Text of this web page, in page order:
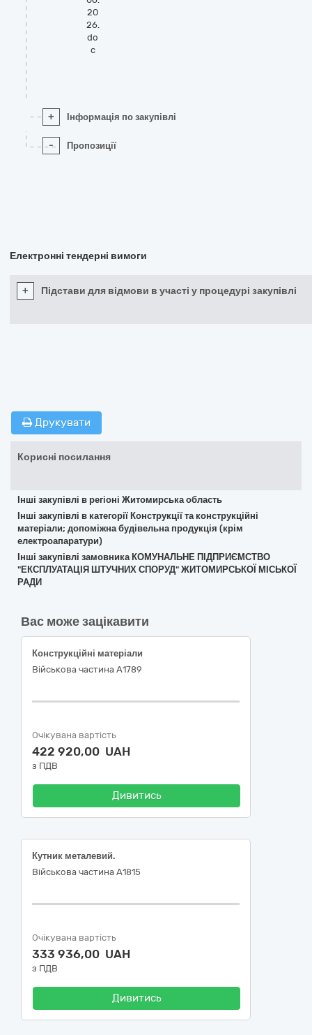
20
26.
do
c
+ Інформація по закупівлі
- Пропозиції
Електронні тендерні вимоги
+ Підстави для відмови в участі у процедурі закупівлі
Друкувати
Корисні посилання
Інші закупівлі в регіоні Житомирська область
Інші закупівлі в категорії Конструкції та конструкційні
матеріали; допоміжна будівельна продукція (крім
електроапаратури)
Інші закупівлі замовника КОМУНАЛЬНЕ ПІДПРИЄМСТВО
"ЕКСПЛУАТАЦІЯ ШТУЧНИХ СПОРУД" ЖИТОМИРСЬКОЇ МІСЬКОЇ
РАДИ
Вас може зацікавити
Конструкційні матеріали
Військова частина А1789
Очікувана вартість
422 920,00 UAH
з ПДВ
Дивитись
Кутник металевий.
Військова частина А1815
Очікувана вартість
333 936,00 UAH
з ПДВ
Дивитись